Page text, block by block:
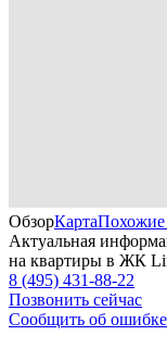
ОбзорКарта
Актуальная
на квартиры в ЖК
8 (495) 431-88-22
Позвонить сейчас
Сообщить об ошибке